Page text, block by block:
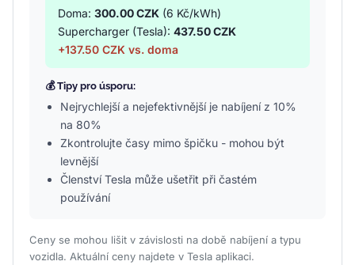
Doma: 300.00 CZK (6 Kč/kWh)
Supercharger (Tesla): 437.50 CZK
+137.50 CZK vs. doma
💰 Tipy pro úsporu:
Nejrychlejší a nejefektivnější je nabíjení z 10%
na 80%
Zkontrolujte časy mimo špičku - mohou být
levnější
Členství Tesla může ušetřit při častém
používání
Ceny se mohou lišit v závislosti na době nabíjení a typu
vozidla. Aktuální ceny najdete v Tesla aplikaci.